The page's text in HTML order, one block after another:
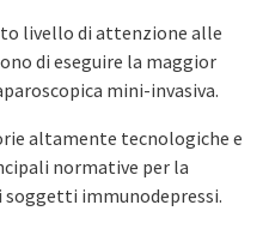
livello di attenzione alle
di eseguire la maggior
mini-invasiva.
altamente tecnologiche e
normative per la
immunodepressi.